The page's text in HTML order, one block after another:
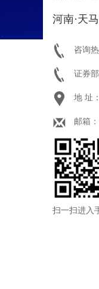
河南·天马
咨询热
证券部
地 址
邮箱
扫一扫进入